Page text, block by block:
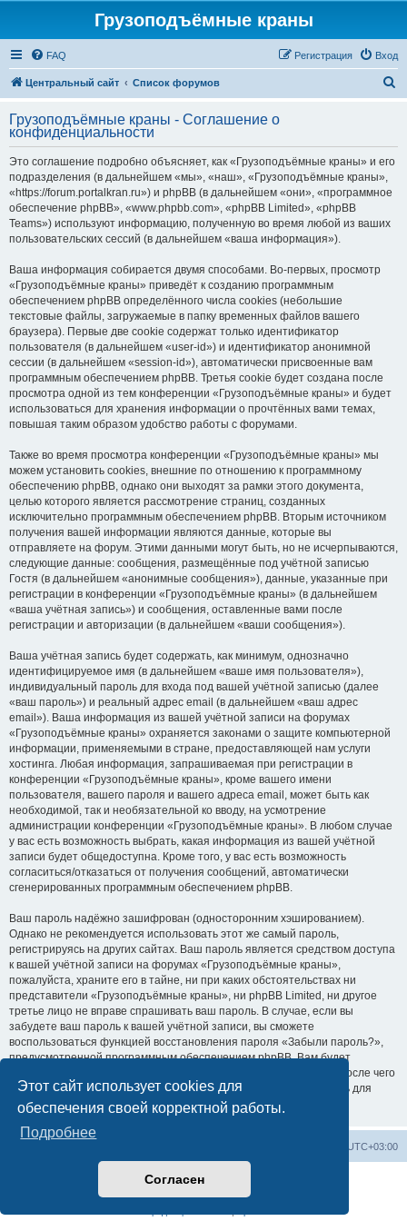
Этот сайт использует cookies для
обеспечения своей корректной работы.
Подробнее
Согласен
Грузоподъёмные краны
FAQ Вход
Регистрация
Центральный сайт Список форумов
с
Грузоподъёмные краны - Соглашение о
конфиденциальности
Это соглашение подробно объясняет, как «Грузоподъёмные краны» и его
подразделения (в дальнейшем «мы», «наш», «Грузоподъёмные краны»,
«https://forum.portalkran.ru») и phpBB (в дальнейшем «они», «программное
обеспечение phpBB», «www.phpbb.com», «phpBB Limited», «phpBB
Teams») используют информацию, полученную во время любой из ваших
пользовательских сессий (в дальнейшем «ваша информация»).
Ваша информация собирается двумя способами. Во-первых, просмотр
«Грузоподъёмные краны» приведёт к созданию программным
обеспечением phpBB определённого числа cookies (небольшие
текстовые файлы, загружаемые в папку временных файлов вашего
браузера). Первые две cookie содержат только идентификатор
пользователя (в дальнейшем «user-id») и идентификатор анонимной
сессии (в дальнейшем «session-id»), автоматически присвоенные вам
программным обеспечением phpBB. Третья cookie будет создана после
просмотра одной из тем конференции «Грузоподъёмные краны» и будет
использоваться для хранения информации о прочтённых вами темах,
повышая таким образом удобство работы с форумами.
Также во время просмотра конференции «Грузоподъёмные краны» мы
можем установить cookies, внешние по отношению к программному
обеспечению phpBB, однако они выходят за рамки этого документа,
целью которого является рассмотрение страниц, созданных
исключительно программным обеспечением phpBB. Вторым источником
получения вашей информации являются данные, которые вы
отправляете на форум. Этими данными могут быть, но не исчерпываются,
следующие данные: сообщения, размещённые под учётной записью
Гостя (в дальнейшем «анонимные сообщения»), данные, указанные при
регистрации в конференции «Грузоподъёмные краны» (в дальнейшем
«ваша учётная запись») и сообщения, оставленные вами после
регистрации и авторизации (в дальнейшем «ваши сообщения»).
Ваша учётная запись будет содержать, как минимум, однозначно
идентифицируемое имя (в дальнейшем «ваше имя пользователя»),
индивидуальный пароль для входа под вашей учётной записью (далее
«ваш пароль») и реальный адрес email (в дальнейшем «ваш адрес
email»). Ваша информация из вашей учётной записи на форумах
«Грузоподъёмные краны» охраняется законами о защите компьютерной
информации, применяемыми в стране, предоставляющей нам услуги
хостинга. Любая информация, запрашиваемая при регистрации в
конференции «Грузоподъёмные краны», кроме вашего имени
пользователя, вашего пароля и вашего адреса email, может быть как
необходимой, так и необязательной ко вводу, на усмотрение
администрации конференции «Грузоподъёмные краны». В любом случае
у вас есть возможность выбрать, какая информация из вашей учётной
записи будет общедоступна. Кроме того, у вас есть возможность
согласиться/отказаться от получения сообщений, автоматически
сгенерированных программным обеспечением phpBB.
Ваш пароль надёжно зашифрован (односторонним хэшированием).
Однако не рекомендуется использовать этот же самый пароль,
регистрируясь на других сайтах. Ваш пароль является средством доступа
к вашей учётной записи на форумах «Грузоподъёмные краны»,
пожалуйста, храните его в тайне, ни при каких обстоятельствах ни
представители «Грузоподъёмные краны», ни phpBB Limited, ни другое
третье лицо не вправе спрашивать ваш пароль. В случае, если вы
забудете ваш пароль к вашей учётной записи, вы сможете
воспользоваться функцией восстановления пароля «Забыли пароль?»,
предусмотренной программным обеспечением phpBB. Вам будет
необходимо ввести ваше имя пользователя и ваш адрес email, после чего
программное обеспечение phpBB сгенерирует вам новый пароль для
вашей учётной записи.
UTC+03:00
Создано на основеphpBB® Forum Software © phpBB Limited
Русская поддержка phpBB